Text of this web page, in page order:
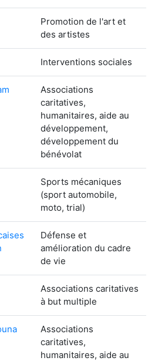
Promotion de l'art et
des artistes
Interventions sociales
Associations
caritatives,
humanitaires, aide au
développement,
développement du
bénévolat
Sports mécaniques
(sport automobile,
moto, trial)
Défense et
amélioration du cadre
de vie
Associations caritatives
à but multiple
Associations
caritatives,
humanitaires, aide au